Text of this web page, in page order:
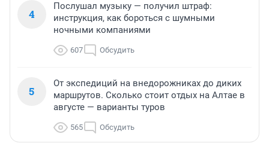
4
Послушал музыку — получил штраф:
инструкция, как бороться с шумными
ночными компаниями
607 Обсудить
5
От экспедиций на внедорожниках до диких
маршрутов. Сколько стоит отдых на Алтае в
августе — варианты туров
565 Обсудить